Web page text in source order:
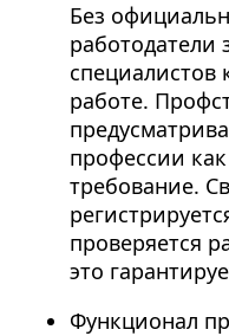
Без
работодатели
специалистов
работе.
профессии
требование.
проверяется
это
Функционал